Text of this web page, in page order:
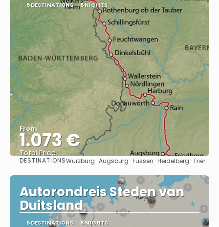
5 DESTINATIONS 6 NIGHTS
From
1.073 €
Total Price
See
DESTINATIONSWurzburg · Augsburg · Füssen · Heidelberg · Trier
Autorondreis Steden van
Duitsland
5 DESTINATIONS 8 NIGHTS